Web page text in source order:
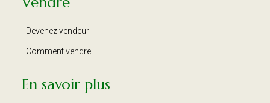
Devenez vendeur
Comment vendre
En savoir plus